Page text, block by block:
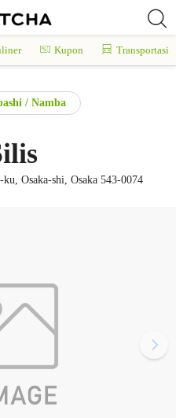
Kupon Transportasi
/ Namba
Osaka-shi, Osaka 543-0074